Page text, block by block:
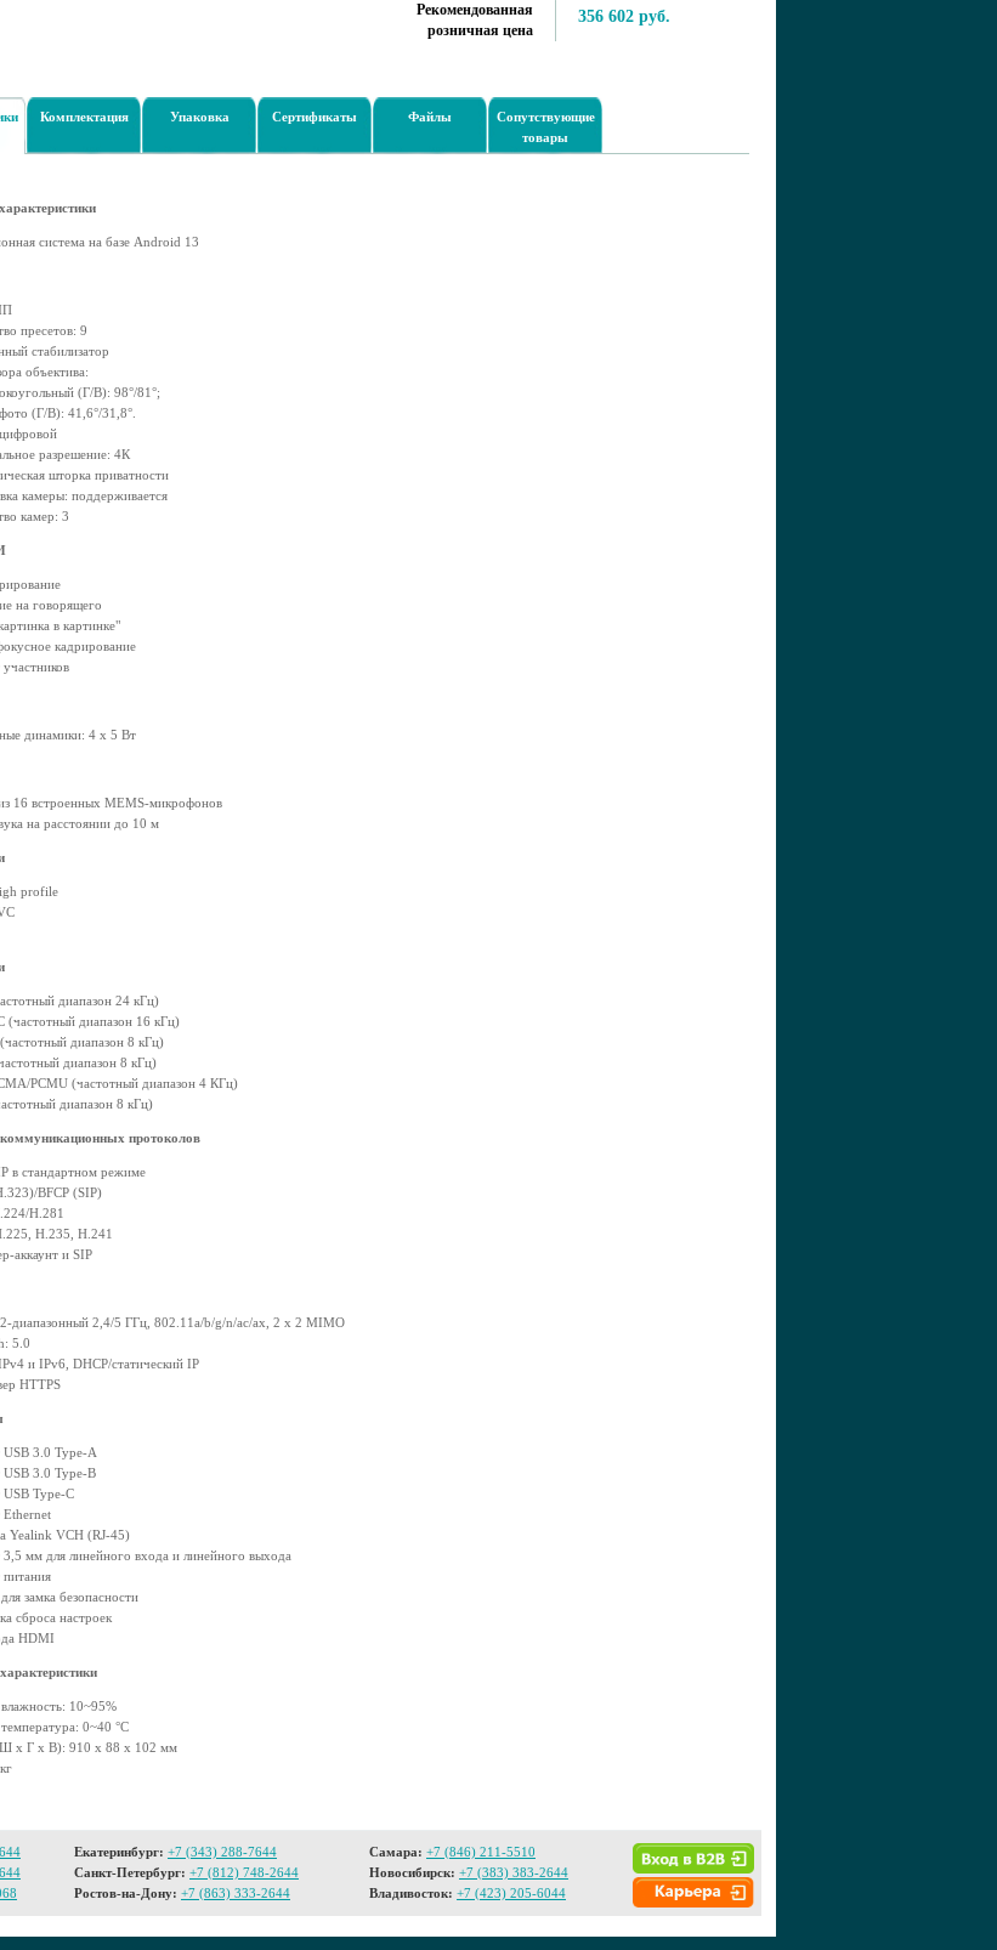
Рекомендованная
розничная цена
356 602 руб.
Комплектация Упаковка Сертификаты Файлы
Сопутствующие
товары
система на базе Android 13
пресетов: 9
стабилизатор
объектива:
(Г/В): 98°/81°;
(Г/В): 41,6°/31,8°.
разрешение: 4К
шторка приватности
камеры: поддерживается
камер: 3
на говорящего
в картинке"
кадрирование
динамики: 4 x 5 Вт
16 встроенных MEMS-микрофонов
на расстоянии до 10 м
profile
диапазон 24 кГц)
(частотный диапазон 16 кГц)
диапазон 8 кГц)
диапазон 8 кГц)
PCMU (частотный диапазон 4 КГц)
диапазон 8 кГц)
протоколов
в стандартном режиме
BFCP (SIP)
H.281
H.235, H.241
аккаунт и SIP
диапазонный 2,4/5 ГГц, 802.11a/b/g/n/ac/ax, 2 x 2 MIMO
5.0
и IPv6, DHCP/статический IP
HTTPS
USB 3.0 Type-A
USB 3.0 Type-B
USB Type-C
Ethernet
Yealink VCH (RJ-45)
3,5 мм для линейного входа и линейного выхода
питания
замка безопасности
сброса настроек
HDMI
10~95%
0~40 °C
х Г х В): 910 х 88 х 102 мм
Екатеринбург: +7 (343) 288-7644
Санкт-Петербург: +7 (812) 748-2644
Ростов-на-Дону: +7 (863) 333-2644
Самара: +7 (846) 211-5510
Новосибирск: +7 (383) 383-2644
Владивосток: +7 (423) 205-6044